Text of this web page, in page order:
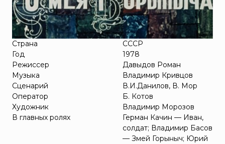
Страна
СССР
Год
1978
Режиссер
Давыдов Роман
Музыка
Владимир Кривцов
Сценарий
В.И.Данилов, В. Мор
Оператор
Б. Котов
Художник
Владимир Морозов
В главных ролях
Герман Качин — Иван,
солдат; Владимир Басов
— Змей Горыныч; Юрий